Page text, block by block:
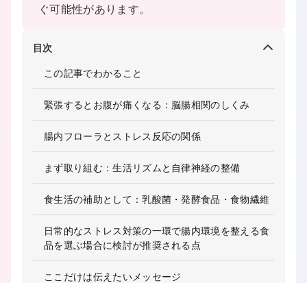
ぐ可能性があります。
目次
この記事でわかること
緊張するとお腹が痛くなる：脳腸相関のしくみ
腸内フローラとストレス反応の関係
まず取り組む：生活リズムと自律神経の整備
食生活の補助として：乳酸菌・発酵食品・食物繊維
日常的なストレス対策の一環で腸内環境を整える食
品を選ぶ場合に検討が推奨される点
ここだけは伝えたいメッセージ